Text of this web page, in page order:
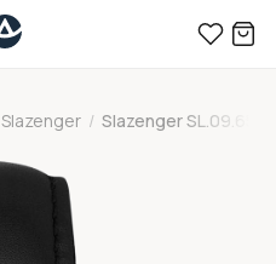
Slazenger / Slazenger